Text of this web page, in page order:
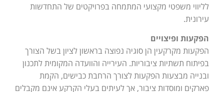
לליווי משפטי מקצועי המתמחה בפרויקטים של התחדשות
עירונית.
הפקעות ופיצויים
הפקעות מקרקעין הן סוגיה נפוצה בראשון לציון בשל הצורך
בפיתוח תשתיות ציבוריות. העירייה והוועדה המקומית לתכנון
ובנייה מבצעות הפקעות לצורך הרחבת כבישים, הקמת
פארקים ומוסדות ציבור, אך לעיתים בעלי הקרקע אינם מקבלים